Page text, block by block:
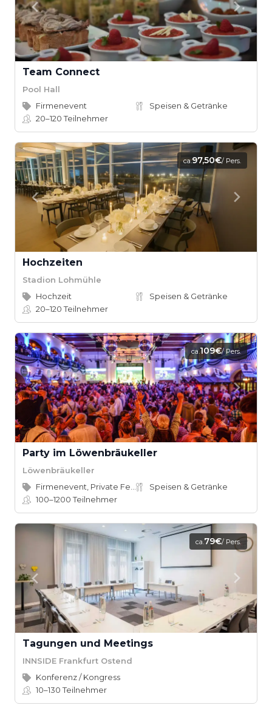
Team Connect
Pool Hall
Firmenevent
Speisen & Getränke
20–120Teilnehmer
ca.97,50€/ Pers.
Hochzeiten
Stadion Lohmühle
Hochzeit
Speisen & Getränke
20–120Teilnehmer
ca.109€/ Pers.
Party im Löwenbräukeller
Löwenbräukeller
Speisen & Getränke
100–1200Teilnehmer
ca.79€/ Pers.
Tagungen und Meetings
INNSIDE Frankfurt Ostend
Konferenz / Kongress
10–130Teilnehmer